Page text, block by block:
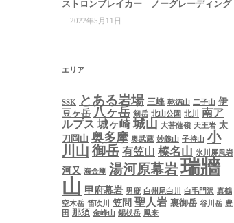
ストロンブレイカー ノーグレーディング
2022年5月11日
エリア
SSK とある岩場 三峰 乾徳山 二子山 伊
豆ヶ岳 八ヶ岳 剱岳 北山公園 北川
南ア
ルプス 城ヶ崎 城山 大菩薩嶺 天王岩 太
刀岡山 奥多摩 奥武蔵 妙義山 子持山 小
川山 御岳 有笠山 榛名山 氷川屏風岩
河又 海金剛 湯河原幕岩瑞牆
山 甲府幕岩 男鹿 白州尾白川 白毛門沢 真鶴
空木岳 笛吹川 笠間 聖人岩 裏御岳 谷川岳 豊
田 那須 金峰山 錫杖岳 鳳来